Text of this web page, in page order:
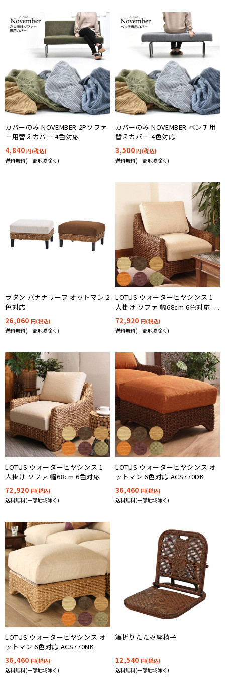
カバーのみ NOVEMBER 2Pソファ
ー用替えカバー 4色対応
4,840円(税込)
送料無料(一部地域除く)
カバーのみ NOVEMBER ベンチ用
替えカバー 4色対応
3,500円(税込)
送料無料(一部地域除く)
ラタン バナナリーフ オットマン 2
色対応
26,060 円(税込)
送料無料(一部地域除く)
LOTUS ウォーターヒヤシンス 1
人掛け ソファ 幅68cm 6色対応
ACD781DK
72,920 円(税込)
送料無料(一部地域除く)
LOTUS ウォーターヒヤシンス 1
人掛け ソファ 幅68cm 6色対応
72,920 円(税込)
送料無料(一部地域除く)
LOTUS ウォーターヒヤシンス オ
ットマン 6色対応 ACS770DK
36,460 円(税込)
送料無料(一部地域除く)
LOTUS ウォーターヒヤシンス オ
ットマン 6色対応 ACS770NK
36,460 円(税込)
送料無料(一部地域除く)
籐折りたたみ座椅子
12,540 円(税込)
送料無料(一部地域除く)